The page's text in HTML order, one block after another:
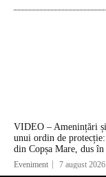
VIDEO – Amenințări
unui ordin de
din Copșa Mare, dus în
Eveniment 7 august 2026